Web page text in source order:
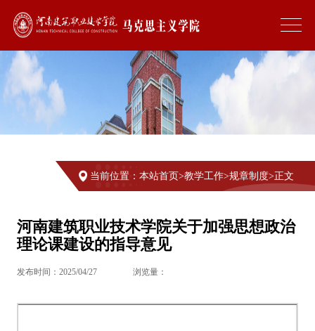
当前位置：本站首页>教学工作>规章制度>正文
河南建筑职业技术学院关于加强思想政治
理论课建设的指导意见
发布时间：2025/04/27 浏览量：